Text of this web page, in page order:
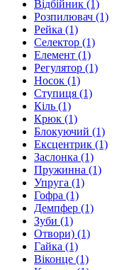
Відбійник (1)
Розпилювач (1)
Рейка (1)
Селектор (1)
Елемент (1)
Регулятор (1)
Носок (1)
Cтупиця (1)
Кіль (1)
Крюк (1)
Блокуючий (1)
Ексцентрик (1)
Заслонка (1)
Пружинна (1)
Упруга (1)
Гофра (1)
Демпфер (1)
Зуби (1)
Отвори) (1)
Гайка (1)
Віконце (1)